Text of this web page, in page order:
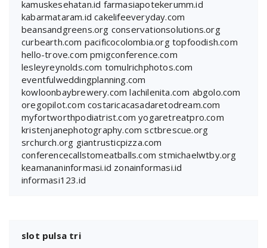
kamuskesehatan.id farmasiapotekerumm.id
kabarmataram.id cakelifeeveryday.com
beansandgreens.org conservationsolutions.org
curbearth.com pacificocolombia.org topfoodish.com
hello-trove.com pmigconference.com
lesleyreynolds.com tomulrichphotos.com
eventfulweddingplanning.com
kowloonbaybrewery.com lachilenita.com abgolo.com
oregopilot.com costaricacasadaretodream.com
myfortworthpodiatrist.com yogaretreatpro.com
kristenjanephotography.com sctbrescue.org
srchurch.org giantrusticpizza.com
conferencecallstomeatballs.com stmichaelwtby.org
keamananinformasi.id zonainformasi.id
informasi123.id
slot pulsa tri